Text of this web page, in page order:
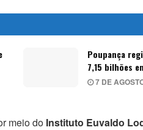
Poupança
7,15 bilhões
7 DE
meio do Instituto Euvaldo